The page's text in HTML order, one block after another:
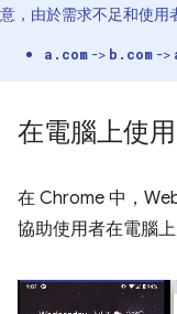
意，由於需求不足和使用
a.com-> b.com->
在電腦上使
在 Chrome 中，
協助使用者在電腦